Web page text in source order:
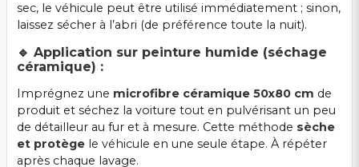
sec, le véhicule peut être utilisé immédiatement ; sinon,
laissez sécher à l’abri (de préférence toute la nuit).
🔹 Application sur peinture humide (séchage
céramique) :
Imprégnez une microfibre céramique 50x80 cm de
produit et séchez la voiture tout en pulvérisant un peu
de détailleur au fur et à mesure. Cette méthode sèche
et protège le véhicule en une seule étape. À répéter
après chaque lavage.